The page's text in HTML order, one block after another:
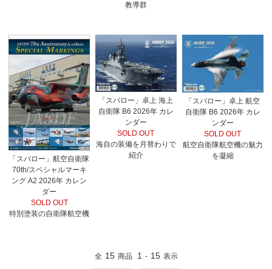
教導群
「スパロー」航空自衛隊
70th/スペシャルマーキ
ング A2 2026年 カレン
ダー
SOLD OUT
特別塗装の自衛隊航空機
「スパロー」卓上 海上
自衛隊 B6 2026年 カレ
ンダー
SOLD OUT
海自の装備を月替わりで
紹介
「スパロー」卓上 航空
自衛隊 B6 2026年 カレ
ンダー
SOLD OUT
航空自衛隊航空機の魅力
を凝縮
全 15 商品 1 - 15 表示